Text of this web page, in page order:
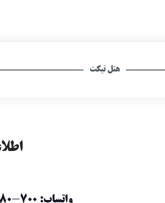
هتل تیکت
واتساپ: 700-80-79-0912